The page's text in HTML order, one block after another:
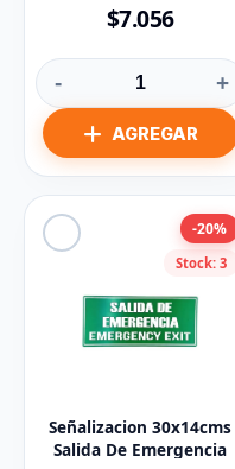
$7.056
- +
Stock: 3
-20%
Señalizacion 30x14cms
Salida De Emergencia